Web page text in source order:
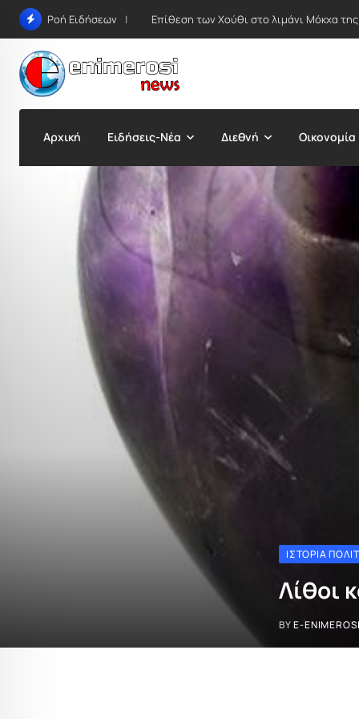
Skip
content
Ροή Ειδήσεων Επίθεση των Χούθι στο λιμάνι Μόκχα
Αρχική Ειδήσεις-Νέα Διεθνή Οικονομία
ΙΣΤΟΡΊΑ
Λίθοι
BYE-ENIMEROSI